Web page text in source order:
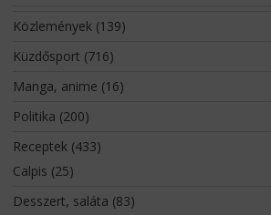
Közlemények(139)
Küzdősport (716)
Manga, anime (16)
Politika (200)
Receptek(433)
Calpis (25)
Desszert, saláta (83)